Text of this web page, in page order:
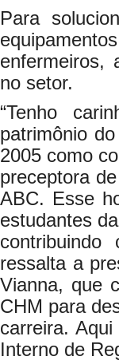
Para
enfermeiros,
no setor.
“Tenho
patrimônio
2005 como
preceptora
ABC. Esse
estudantes
ressalta a
Vianna, que
CHM para
carreira.
Interno de